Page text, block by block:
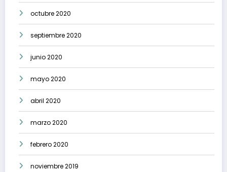
octubre 2020
septiembre 2020
junio 2020
mayo 2020
abril 2020
marzo 2020
febrero 2020
noviembre 2019